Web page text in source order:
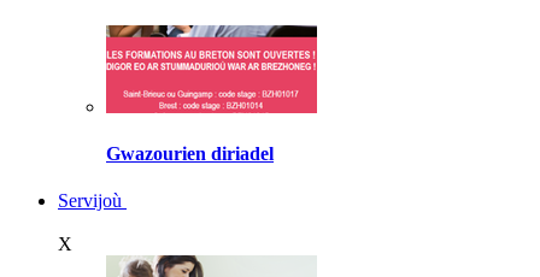
Gwazourien diriadel
Servijoù
X